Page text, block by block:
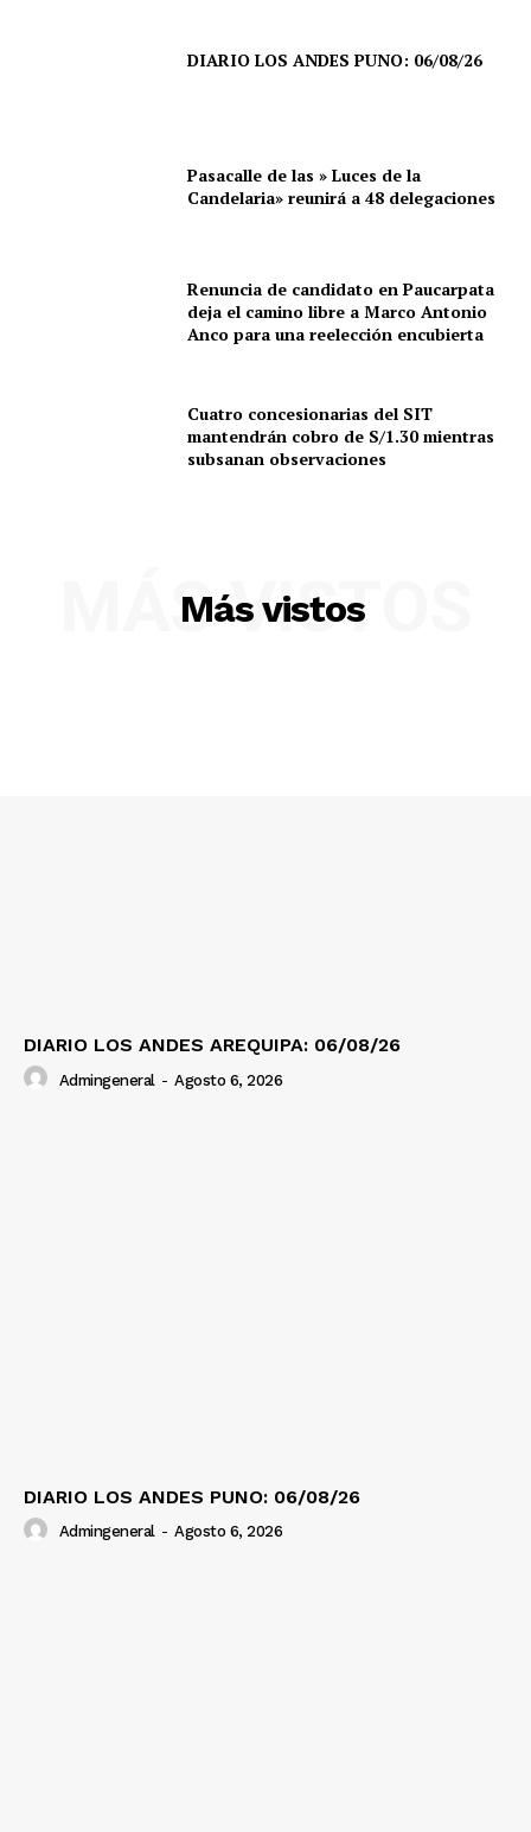
SUSCRIBETE
DIARIO LOS ANDES PUNO: 06/08/26
Pasacalle de las » Luces de la
Candelaria» reunirá a 48 delegaciones
Renuncia de candidato en Paucarpata
deja el camino libre a Marco Antonio
Anco para una reelección encubierta
Cuatro concesionarias del SIT
mantendrán cobro de S/1.30 mientras
subsanan observaciones
Más vistos
MÁS VISTOS
DIARIO LOS ANDES AREQUIPA: 06/08/26
Admingeneral - Agosto 6, 2026
DIARIO LOS ANDES PUNO: 06/08/26
Admingeneral - Agosto 6, 2026